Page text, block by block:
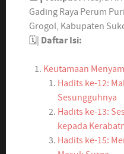
Gading Raya Perum
Grogol, Kabupaten
🗓| Daftar Isi:
Keutamaan
Hadits ke-12:
Sesungguhnya
Hadits ke-13:
kepada
Hadits ke-15: